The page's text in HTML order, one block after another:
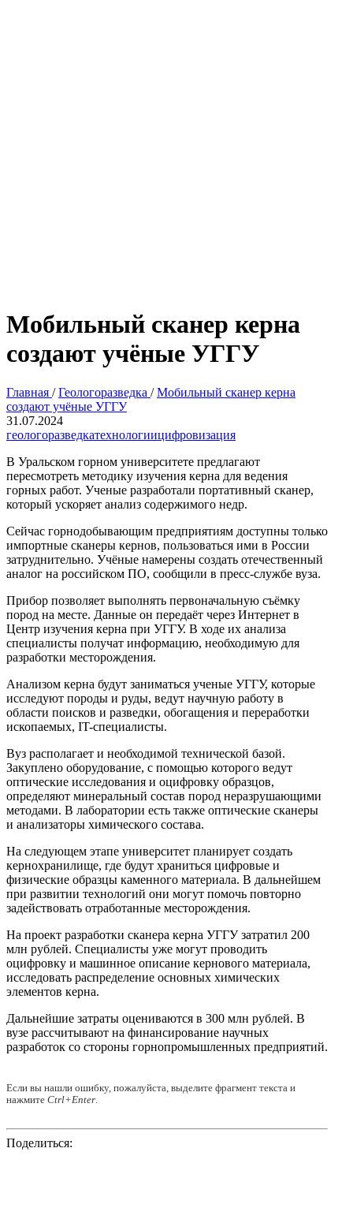
Мобильный сканер керна
создают учёные УГГУ
Главная / Геологоразведка / Мобильный сканер керна
создают учёные УГГУ
31.07.2024
геологоразведкатехнологиицифровизация
В Уральском горном университете предлагают
пересмотреть методику изучения керна для ведения
горных работ. Ученые разработали портативный сканер,
который ускоряет анализ содержимого недр.
Сейчас горнодобывающим предприятиям доступны только
импортные сканеры кернов, пользоваться ими в России
затруднительно. Учёные намерены создать отечественный
аналог на российском ПО, сообщили в пресс-службе вуза.
Прибор позволяет выполнять первоначальную съёмку
пород на месте. Данные он передаёт через Интернет в
Центр изучения керна при УГГУ. В ходе их анализа
специалисты получат информацию, необходимую для
разработки месторождения.
Анализом керна будут заниматься ученые УГГУ, которые
исследуют породы и руды, ведут научную работу в
области поисков и разведки, обогащения и переработки
ископаемых, IT-специалисты.
Вуз располагает и необходимой технической базой.
Закуплено оборудование, с помощью которого ведут
оптические исследования и оцифровку образцов,
определяют минеральный состав пород неразрушающими
методами. В лаборатории есть также оптические сканеры
и анализаторы химического состава.
На следующем этапе университет планирует создать
кернохранилище, где будут храниться цифровые и
физические образцы каменного материала. В дальнейшем
при развитии технологий они могут помочь повторно
задействовать отработанные месторождения.
На проект разработки сканера керна УГГУ затратил 200
млн рублей. Специалисты уже могут проводить
оцифровку и машинное описание кернового материала,
исследовать распределение основных химических
элементов керна.
Дальнейшие затраты оцениваются в 300 млн рублей. В
вузе рассчитывают на финансирование научных
разработок со стороны горнопромышленных предприятий.
Если вы нашли ошибку, пожалуйста, выделите фрагмент текста и
нажмите Ctrl+Enter.
Поделиться: